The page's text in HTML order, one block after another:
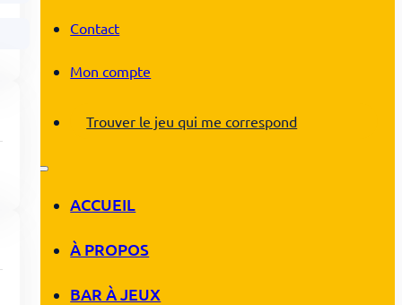
Contact
Mon compte
Trouver le jeu qui me correspond
ACCUEIL
À PROPOS
BAR À JEUX